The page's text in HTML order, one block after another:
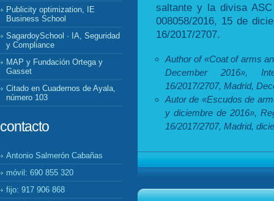
Publicity optimization, IE
Business School
SagardoySchool · IA, Seguridad
y Compliance
MAP y Fundación Ortega y
Gasset
Citado en Cuadernos de Ayala,
número 103
contacto
Antonio Salmerón Cabañas
móvil: 690 855 320
fijo: 917 906 868
saltante y la divisa
008058/2016, 15 de
16/2017/2707.
Author of «Coat of arms
December 2016»,
16/2017/2707, Madrid,
Autor de «Escudos de
y diciembre de 2016»,
16/2017/2707, Madrid,